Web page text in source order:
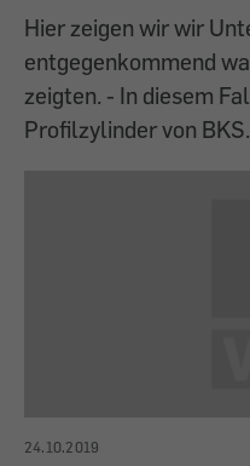
Hier zeigen wir wir
entgegenkommend
zeigten. - In diesem
Profilzylinder von BKS.
24.10.2019